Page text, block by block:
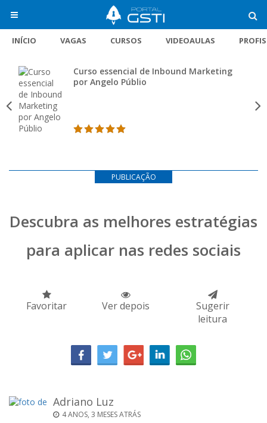
INÍCIO VAGAS CURSOS VIDEOAULAS
Curso essencial de Inbound Marketing
por Angelo Públio
PUBLICAÇÃO
Descubra as melhores estratégias
para aplicar nas redes sociais
Favoritar Ver depois
Sugerir
leitura
Adriano Luz
4 ANOS, 3 MESES ATRÁS